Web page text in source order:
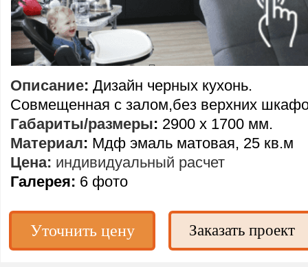
Описание: Дизайн черных кухонь.
Совмещенная с залом,без верхних
Габариты/размеры: 2900 х 1700 мм.
Материал: Мдф эмаль матовая, 25 кв.м
Цена: индивидуальный расчет
Галерея: 6 фото
Уточнить цену Заказать проект